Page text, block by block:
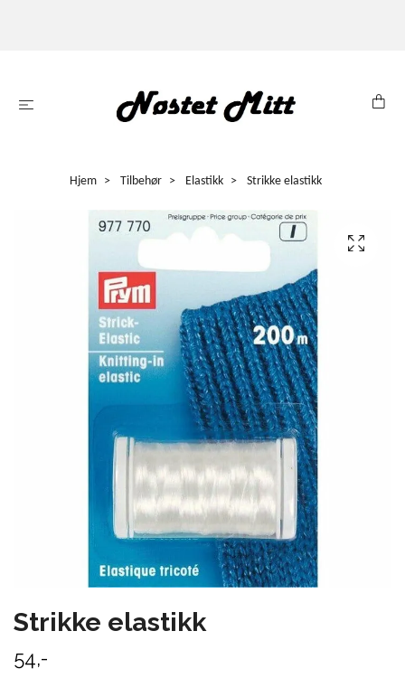
Hjem Tilbehør Elastikk Strikke elastikk
Strikke elastikk
54,-